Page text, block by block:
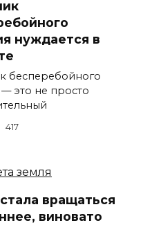
нуждается в
бесперебойного
— это не просто
417
вращаться
виновато